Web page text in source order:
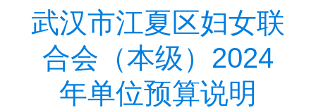
武汉市江夏区妇女联
合会（本级）2024
年单位预算说明